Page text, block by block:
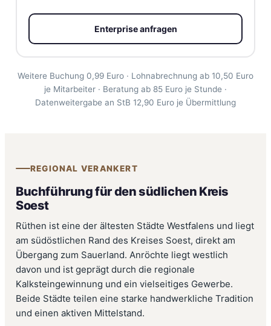
Enterprise anfragen
Weitere Buchung 0,99 Euro · Lohnabrechnung ab 10,50 Euro
je Mitarbeiter · Beratung ab 85 Euro je Stunde ·
Datenweitergabe an StB 12,90 Euro je Übermittlung
REGIONAL VERANKERT
Buchführung für den südlichen Kreis
Soest
Rüthen ist eine der ältesten Städte Westfalens und liegt
am südöstlichen Rand des Kreises Soest, direkt am
Übergang zum Sauerland. Anröchte liegt westlich
davon und ist geprägt durch die regionale
Kalksteingewinnung und ein vielseitiges Gewerbe.
Beide Städte teilen eine starke handwerkliche Tradition
und einen aktiven Mittelstand.